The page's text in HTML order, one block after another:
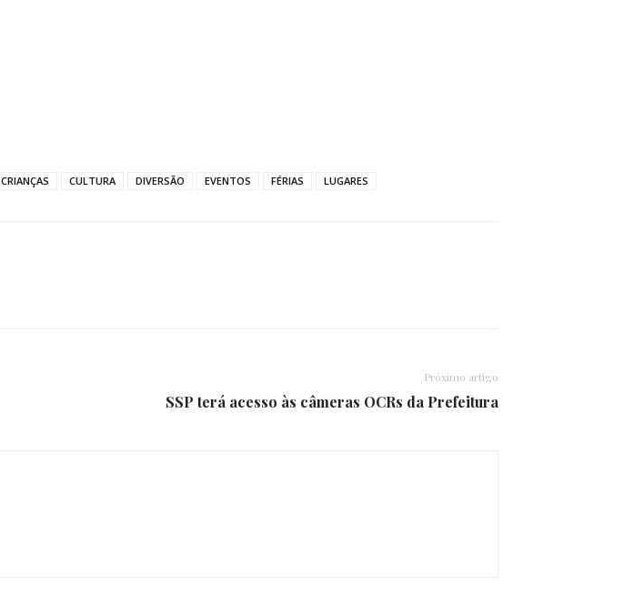
CRIANÇAS CULTURA DIVERSÃO EVENTOS FÉRIAS LUGARES
Próximo artigo
SSP terá acesso às câmeras OCRs da Prefeitura